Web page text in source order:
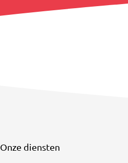
Onze diensten